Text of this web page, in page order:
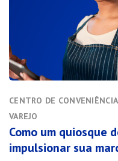
CENTRO DE CONVENIÊNCIA
VAREJO
Como um quiosque
impulsionar sua